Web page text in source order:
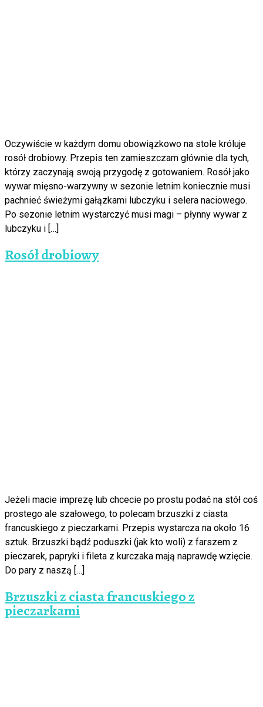
Oczywiście w każdym domu obowiązkowo na stole króluje
rosół drobiowy. Przepis ten zamieszczam głównie dla tych,
którzy zaczynają swoją przygodę z gotowaniem. Rosół jako
wywar mięsno-warzywny w sezonie letnim koniecznie musi
pachnieć świeżymi gałązkami lubczyku i selera naciowego.
Po sezonie letnim wystarczyć musi magi – płynny wywar z
lubczyku i […]
Rosół drobiowy
Jeżeli macie imprezę lub chcecie po prostu podać na stół coś
prostego ale szałowego, to polecam brzuszki z ciasta
francuskiego z pieczarkami. Przepis wystarcza na około 16
sztuk. Brzuszki bądź poduszki (jak kto woli) z farszem z
pieczarek, papryki i fileta z kurczaka mają naprawdę wzięcie.
Do pary z naszą […]
Brzuszki z ciasta francuskiego z
pieczarkami